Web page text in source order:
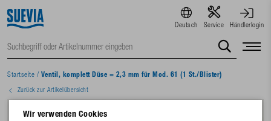
Deutsch Service Händlerlogin
Startseite / Ventil, komplett Düse = 2,3 mm für Mod. 61 (1 St./Blister)
Zurück zur Artikelübersicht
Wir verwenden Cookies